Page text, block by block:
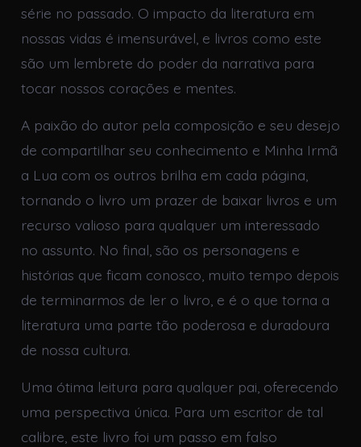
série no passado. O impacto da literatura em
nossas vidas é imensurável, e livros como este
são um lembrete do poder da narrativa para
tocar nossos corações e mentes.
A paixão do autor pela composição e seu desejo
de compartilhar seu conhecimento e Minha Irmã
a Lua com os outros brilha em cada página,
tornando o livro um prazer de baixar livros e um
recurso valioso para qualquer um interessado
no assunto. No final, são os personagens e
histórias que ficam conosco, muito tempo depois
de terminarmos de ler o livro, e é o que torna a
literatura uma parte tão poderosa e duradoura
de nossa cultura.
Uma ótima leitura para qualquer pai, oferecendo
uma perspectiva única. Para um escritor de tal
calibre, este livro foi um passo em falso